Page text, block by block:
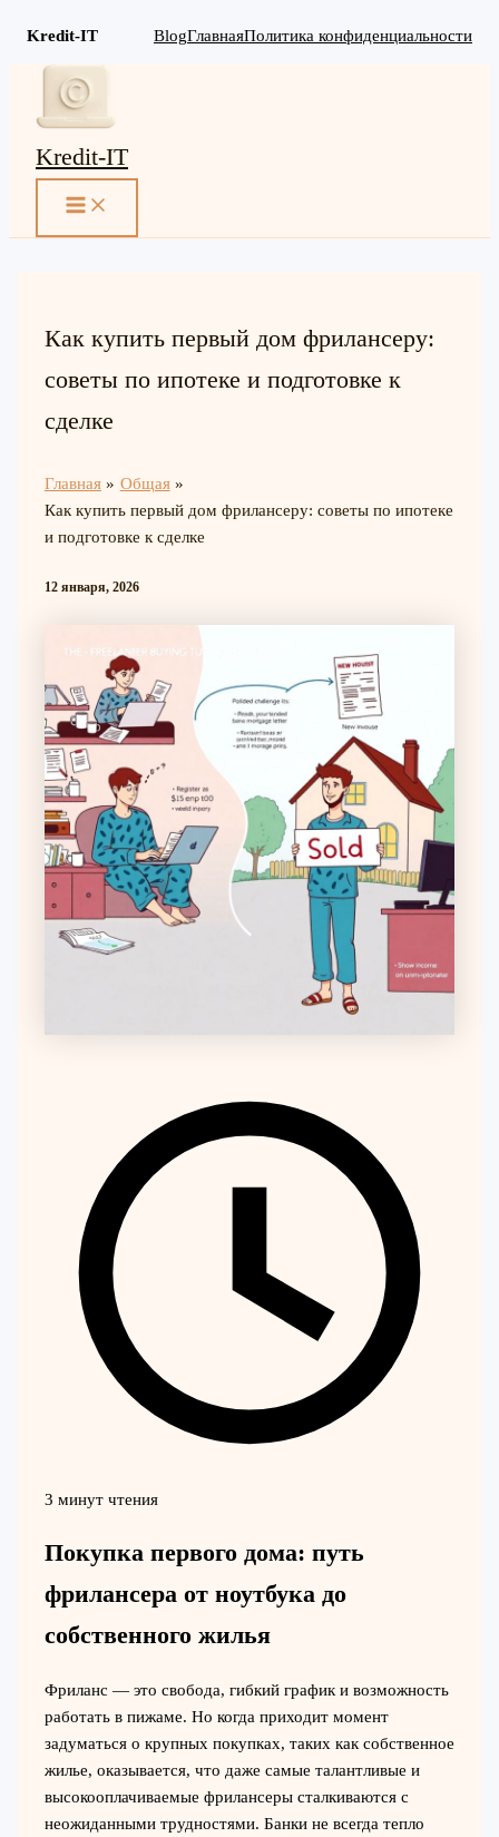
Kredit-IT BlogГлавнаяПолитика конфиденциальности
Перейти
содержимому
Kredit-IT
MAIN
Как купить первый дом фрилансеру:
советы по ипотеке и подготовке к
сделке
Главная
Общая
Как купить первый дом фрилансеру: советы по ипотеке
и подготовке к сделке
12 января, 2026
3 минут чтения
Покупка первого дома: путь
фрилансера от ноутбука до
собственного жилья
Фриланс — это свобода, гибкий график и возможность
работать в пижаме. Но когда приходит момент
задуматься о крупных покупках, таких как собственное
жилье, оказывается, что даже самые талантливые и
высокооплачиваемые фрилансеры сталкиваются с
неожиданными трудностями. Банки не всегда тепло